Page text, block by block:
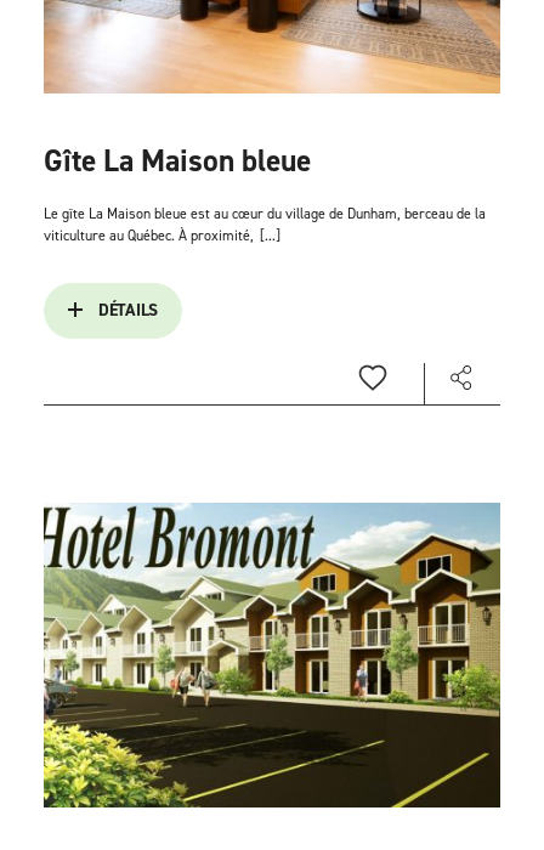
Gîte La Maison bleue
Le gîte La Maison bleue est au cœur du village de Dunham, berceau de la
viticulture au Québec. À proximité, [...]
DÉTAILS